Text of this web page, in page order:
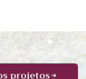
projetos